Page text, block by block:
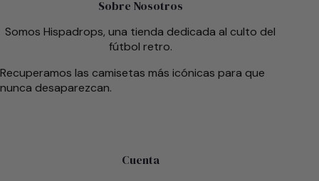
Sobre Nosotros
Somos Hispadrops, una tienda dedicada al culto del
fútbol retro.
Recuperamos las camisetas más icónicas para que
nunca desaparezcan.
Cuenta